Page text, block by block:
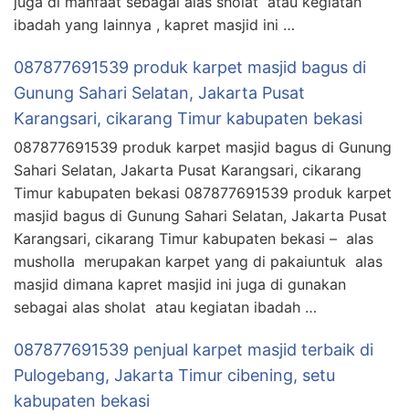
ibadah yang lainnya , kapret masjid ini …
087877691539 produk karpet masjid bagus di
Gunung Sahari Selatan, Jakarta Pusat
Karangsari, cikarang Timur kabupaten bekasi
087877691539 produk karpet masjid bagus di Gunung
Sahari Selatan, Jakarta Pusat Karangsari, cikarang
Timur kabupaten bekasi 087877691539 produk karpet
masjid bagus di Gunung Sahari Selatan, Jakarta Pusat
Karangsari, cikarang Timur kabupaten bekasi – alas
musholla merupakan karpet yang di pakaiuntuk alas
masjid dimana kapret masjid ini juga di gunakan
sebagai alas sholat atau kegiatan ibadah …
087877691539 penjual karpet masjid terbaik di
Pulogebang, Jakarta Timur cibening, setu
kabupaten bekasi